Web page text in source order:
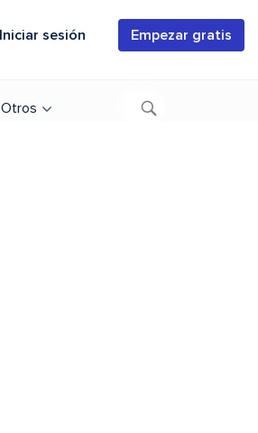
Iniciar sesión Empezar gratis
Otros